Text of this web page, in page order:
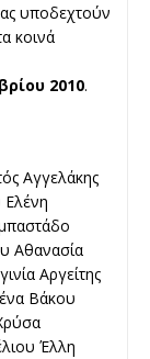
υποδεχτούν
κοινά
2010.
Αγγελάκης
Αθανασία
Αργείτης
Βάκου
Έλλη